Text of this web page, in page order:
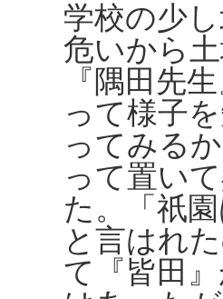
学校の少
危いから
『隅田先
って様子
ってみる
って置い
た。「祇
と言はれ
て『皆田